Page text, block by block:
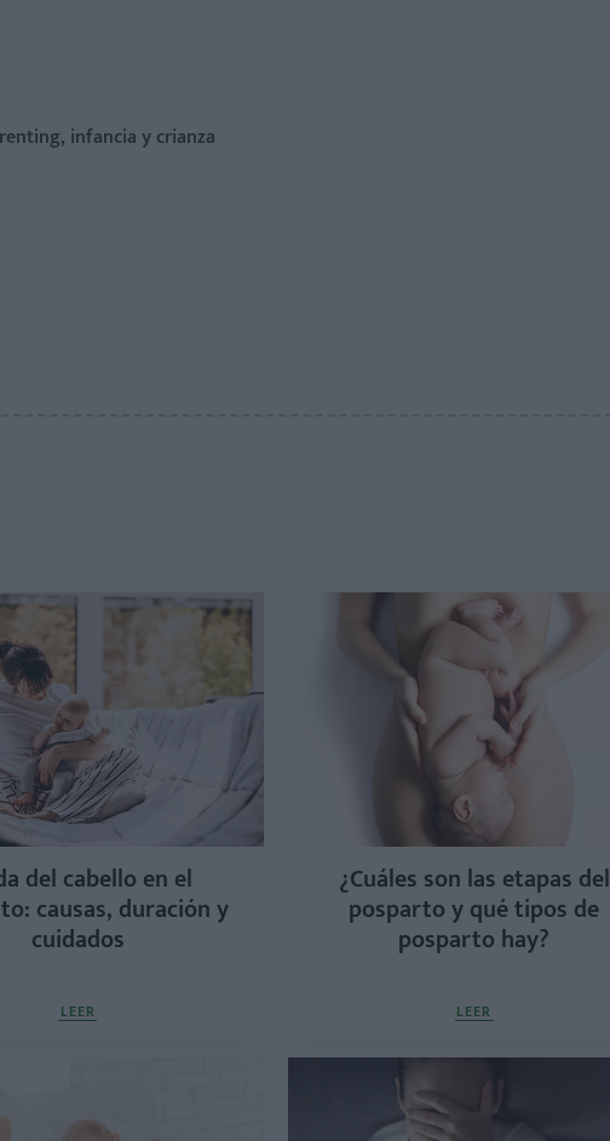
infancia y crianza
del cabello en el
causas, duración y
cuidados
LEER
¿Cuáles son las etapas del
posparto y qué tipos de
posparto hay?
LEER